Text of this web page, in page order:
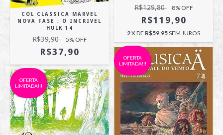
COL CLASSICA MARVEL
NOVA FASE : O INCRIVEL
HULK 14
R$39,90 5% OFF
R$37,90
R$129,80 8% OFF
R$119,90
2X DE R$59,95SEM JUROS
OFERTA
LIMITADA!!!
OFERTA
LIMITADA!!!